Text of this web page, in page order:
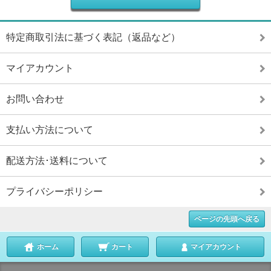
特定商取引法に基づく表記（返品など）
マイアカウント
お問い合わせ
支払い方法について
配送方法･送料について
プライバシーポリシー
ページの先頭へ戻る
ホーム カート マイアカウント